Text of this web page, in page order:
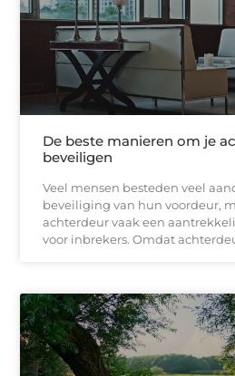
De beste manieren om je
beveiligen
Veel mensen besteden veel
beveiliging van hun voordeur,
achterdeur vaak een
voor inbrekers. Omdat